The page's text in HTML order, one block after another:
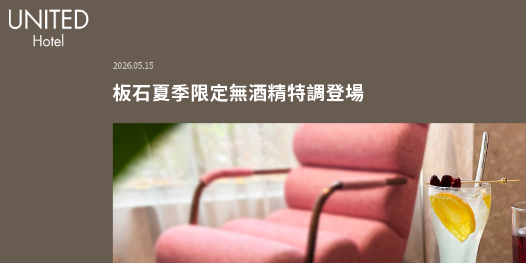
2026.05.15
板石夏季限定無酒精特調登場